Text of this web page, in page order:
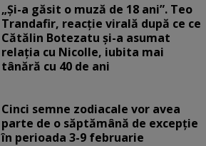
„Și-a găsit o muză de 18 ani”. Teo
Trandafir, reacție virală după ce ce
Cătălin Botezatu și-a asumat
relația cu Nicolle, iubita mai
tânără cu 40 de ani
Cinci semne zodiacale vor avea
parte de o săptămână de excepție
în perioada 3-9 februarie